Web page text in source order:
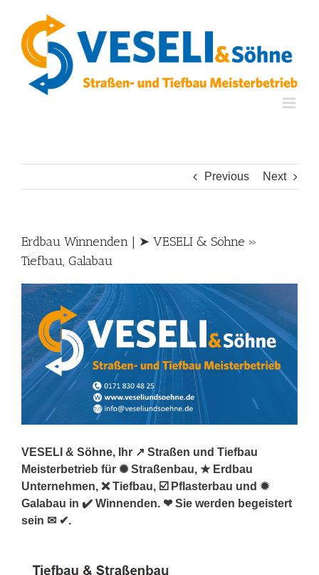
content
Previous Next
Erdbau Winnenden | ➤ VESELI & Söhne »
Tiefbau, Galabau
VESELI & Söhne, Ihr ↗️ Straßen und Tiefbau
Meisterbetrieb für ✺ Straßenbau, ★ Erdbau
Unternehmen, ❌ Tiefbau, ☑️ Pflasterbau und ✹
Galabau in ✔️ Winnenden. ❤ Sie werden begeistert
sein ✉ ✔.